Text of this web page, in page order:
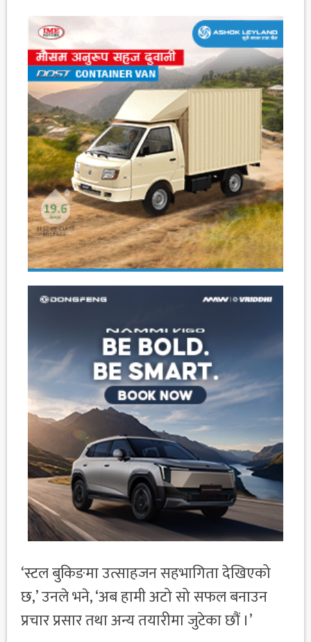
‘स्टल बुकिङमा उत्साहजन सहभागिता देखिएको
छ,’ उनले भने, ‘अब हामी अटो सो सफल बनाउन
प्रचार प्रसार तथा अन्य तयारीमा जुटेका छौं ।’